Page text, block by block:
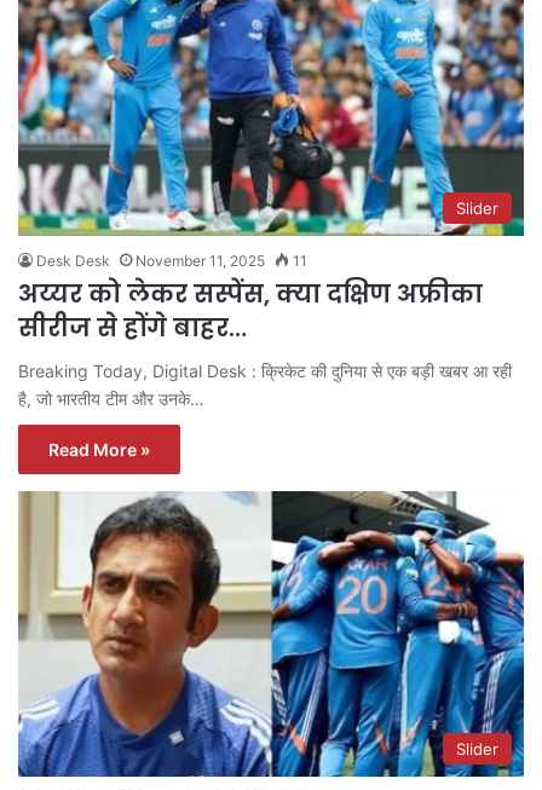
Slider
Desk Desk November 11, 2025 11
अय्यर को लेकर सस्पेंस, क्या दक्षिण अफ्रीका
सीरीज से होंगे बाहर…
Breaking Today, Digital Desk : क्रिकेट की दुनिया से एक बड़ी खबर आ रही
है, जो भारतीय टीम और उनके…
Read More »
Slider